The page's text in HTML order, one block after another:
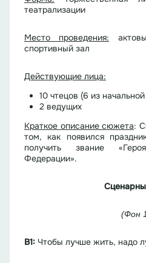
театрализации
Место проведения:
спортивный зал
Действующие лица:
10 чтецов (6 из
2 ведущих
Краткое описание сюжета:
том, как появился
получить звание
Федерации».
(Фон
В1: Чтобы лучше жить, надо